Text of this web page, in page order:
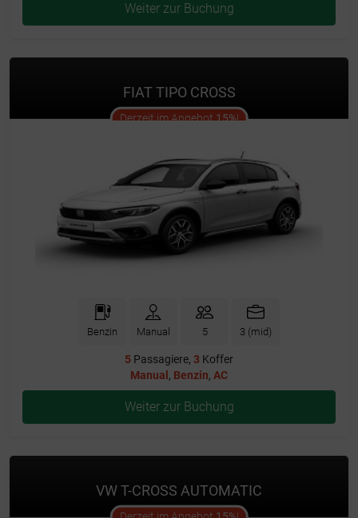
Weiter zur Buchung
FIAT TIPO CROSS
Derzeit im Angebot15%!offer
Benzin Manual 5 3 (mid)
5 Passagiere, 3 Koffer
Manual , Benzin, AC
Weiter zur Buchung
VW T-CROSS AUTOMATIC
offer